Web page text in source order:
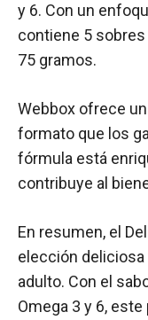
y 6. Con un
contiene 5 sobres
75 gramos.
Webbox ofrece
formato que los
fórmula está
contribuye al
En resumen, el
elección deliciosa
adulto. Con el
Omega 3 y 6,